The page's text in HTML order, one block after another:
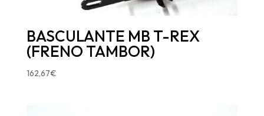
BASCULANTE MB T-REX
(FRENO TAMBOR)
162,67€